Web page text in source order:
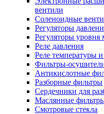
вентили
Соленоидные
Регуляторы
Регуляторы уровня
Реле давления
Реле температуры
Фильтры-
Антикислотные
Разборные фильтры
Сердечники для
Маслянные
Смотровые стекла